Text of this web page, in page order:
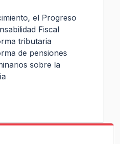
el Progreso
Fiscal
tributaria
de pensiones
sobre la